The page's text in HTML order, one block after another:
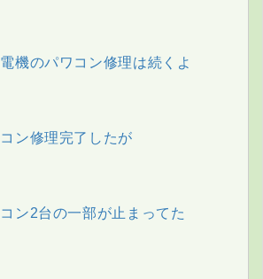
機のパワコン修理は続くよ
ン修理完了したが
ン2台の一部が止まってた